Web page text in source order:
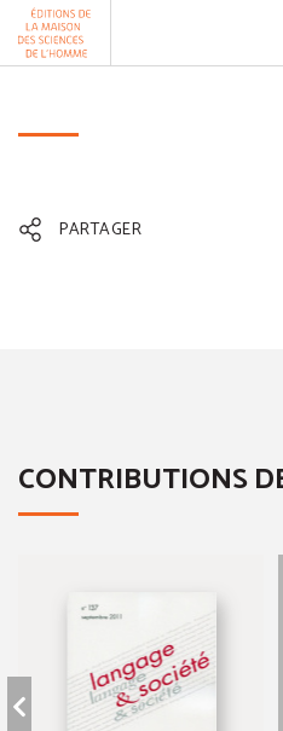
Aller au contenu
PARTAGER
CONTRIBUTIONS
Panneau de gestion des cookies